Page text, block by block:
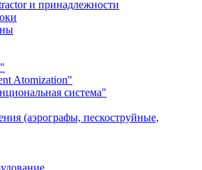
и принадлежности
Atomization"
система"
(аэрографы, пескоструйные,